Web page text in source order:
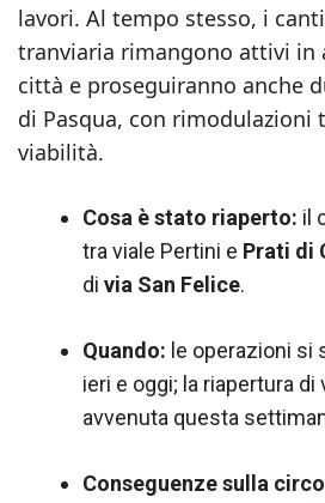
lavori. Al tempo stesso, i
tranviaria rimangono attivi in
città e proseguiranno anche
di Pasqua, con rimodulazioni
viabilità.
Cosa è stato riaperto: il
tra viale Pertini e Prati di
di via San Felice.
Quando: le operazioni si
ieri e oggi; la riapertura di
avvenuta questa
Conseguenze sulla